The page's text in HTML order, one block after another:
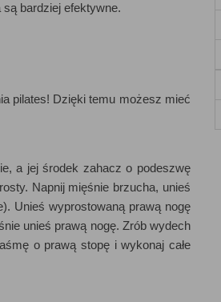
bardziej efektywne.
pilates! Dzięki temu możesz mieć
a jej środek zahacz o podeszwę
Napnij mięśnie brzucha, unieś
Unieś wyprostowaną prawą nogę
unieś prawą nogę. Zrób wydech
o prawą stopę i wykonaj całe